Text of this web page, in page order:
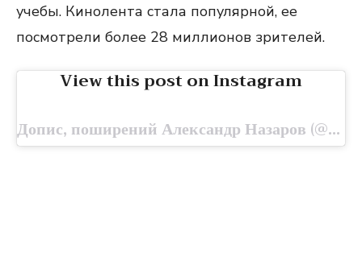
учебы. Кинолента стала популярной, ее
посмотрели более 28 миллионов зрителей.
View this post on Instagram
Допис, поширений Александр Назаров (@ave_nazarov)